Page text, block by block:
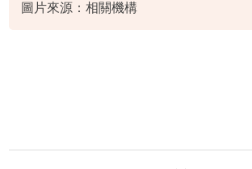
圖片來源：相關機構